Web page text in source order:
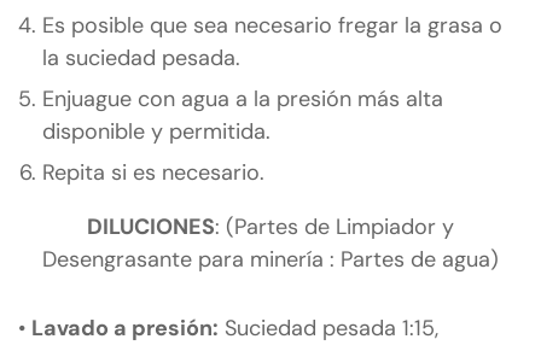
Es posible que sea necesario fregar la grasa o
la suciedad pesada.
Enjuague con agua a la presión más alta
disponible y permitida.
Repita si es necesario.
DILUCIONES: (Partes de Limpiador y
Desengrasante para minería : Partes de agua)
• Lavado a presión: Suciedad pesada 1:15,